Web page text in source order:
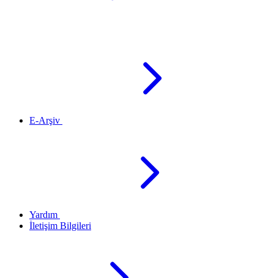
E-Arşiv
Yardım
İletişim Bilgileri